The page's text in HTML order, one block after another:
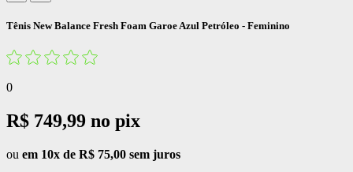
Tênis New Balance Fresh Foam Garoe Azul Petróleo - Feminino
0
R$ 749,99 no pix
ou em 10x de R$ 75,00 sem juros